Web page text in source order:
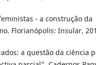
- a construção da
Florianópolis: Insular,
a questão da ciência